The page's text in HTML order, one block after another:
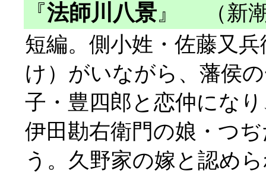
『法師川八景 』
（新潮
短編。側小姓・佐藤又
け）がいながら、藩侯
子・豊四郎と恋仲にな
伊田勘右衛門の娘・つ
う。久野家の嫁と認め